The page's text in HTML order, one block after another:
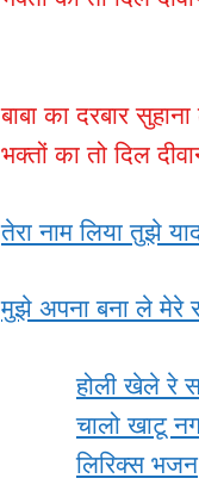
बाबा का दरबार
भक्तों का तो दिल
तेरा नाम लिया तुझे
मुझे अपना बना ले मेरे
होली खेले रे
चालो खाटू
लिरिक्स भजन